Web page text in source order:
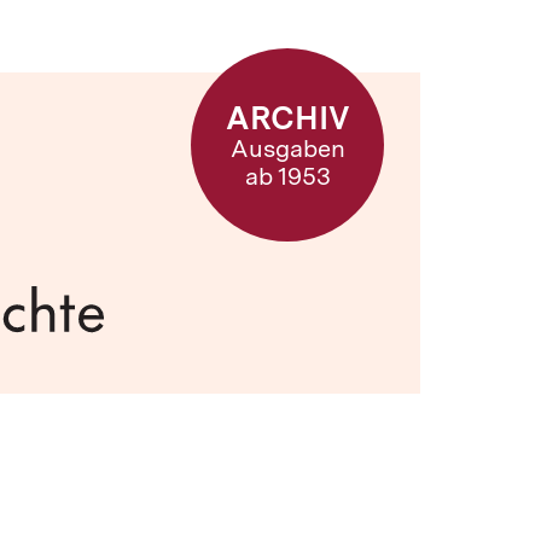
ARCHIV
Ausgaben
ab 1953